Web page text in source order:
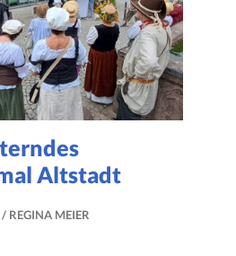
Altstadt
REGINA MEIER